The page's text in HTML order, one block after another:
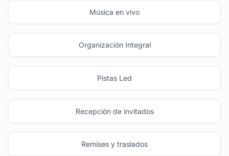
Música en vivo
Organización Integral
Pistas Led
Recepción de invitados
Remises y traslados